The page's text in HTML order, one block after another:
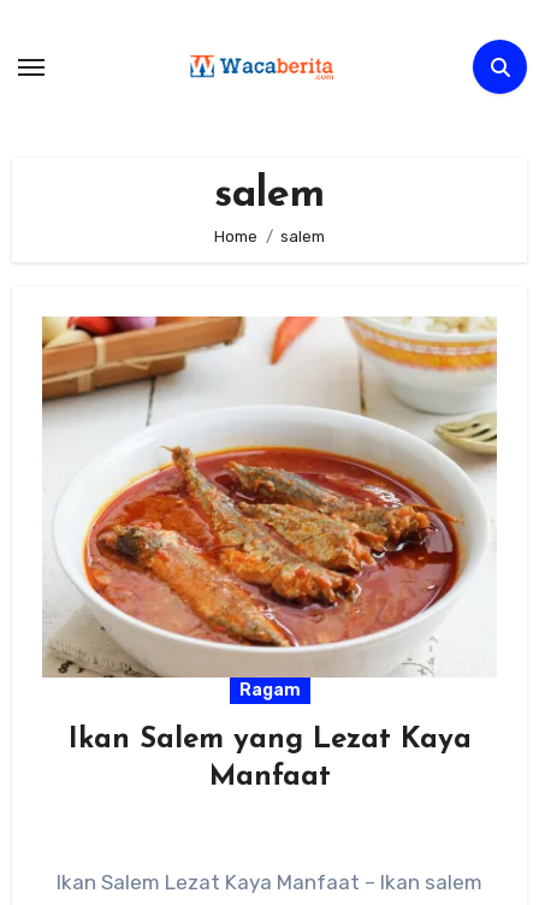
content
salem
Home salem
Ragam
Ikan Salem yang Lezat Kaya
Manfaat
Ikan Salem Lezat Kaya Manfaat – Ikan salem